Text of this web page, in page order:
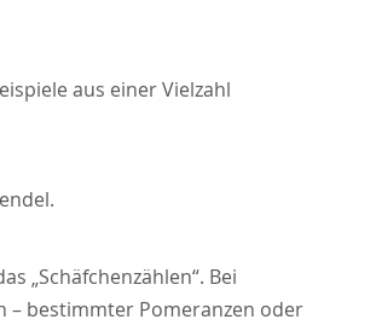
aus einer Vielzahl
„Schäfchenzählen“. Bei
– bestimmter Pomeranzen oder